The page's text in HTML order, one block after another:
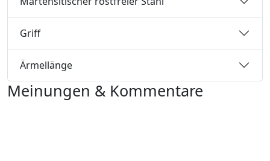
Griff
Ärmellänge
Meinungen & Kommentare